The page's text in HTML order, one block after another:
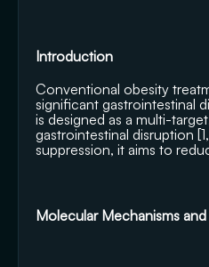
Introduction
Conventional obesity
significant gastrointestinal
is designed as a multi-
gastrointestinal disruption
suppression, it aims to
Molecular Mechanisms